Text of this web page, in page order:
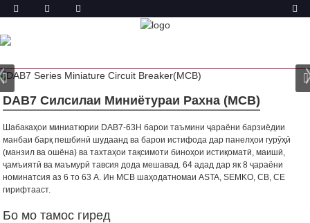
МАҲСУЛОТ
DAB7 Силсилаи Миниётураи Рахна (MCB)
Шабакаҳои миниатюрии DAB7-63H барои таъмини ҷараёни барзиёдии
манбаи барқ ​​пешбинӣ шудаанд ва барои истифода дар панелҳои гурӯҳӣ
(манзил ва ошёна) ва тахтаҳои тақсимоти биноҳои истиқоматӣ, маишӣ,
ҷамъиятӣ ва маъмурӣ тавсия дода мешавад. 64 адад дар як 8 ҷараёни
номинатсия аз 6 то 63 A. Ин MCB шаҳодатномаи ASTA, SEMKO, CB, CE
гирифтааст.
Бо мо тамос гиред